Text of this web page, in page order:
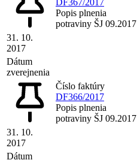
31. 10.
2017
DF367/2017
Popis plnenia
potraviny ŠJ 09.2017
Dátum
zverejnenia
31. 10.
2017
Číslo faktúry
DF366/2017
Popis plnenia
potraviny ŠJ 09.2017
Dátum